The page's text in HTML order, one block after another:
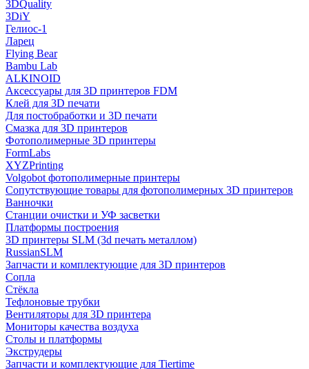
3DQuality
3DiY
Гелиос-1
Ларец
Flying Bear
Bambu Lab
ALKINOID
Аксессуары для 3D принтеров FDM
Клей для 3D печати
Для постобработки и 3D печати
Смазка для 3D принтеров
Фотополимерные 3D принтеры
FormLabs
XYZPrinting
Volgobot фотополимерные принтеры
Сопутствующие товары для фотополимерных 3D принтеров
Ванночки
Станции очистки и УФ засветки
Платформы построения
3D принтеры SLM (3d печать металлом)
RussianSLM
Запчасти и комплектующие для 3D принтеров
Сопла
Cтёкла
Тефлоновые трубки
Вентиляторы для 3D принтера
Мониторы качества воздуха
Столы и платформы
Экструдеры
Запчасти и комплектующие для Tiertime